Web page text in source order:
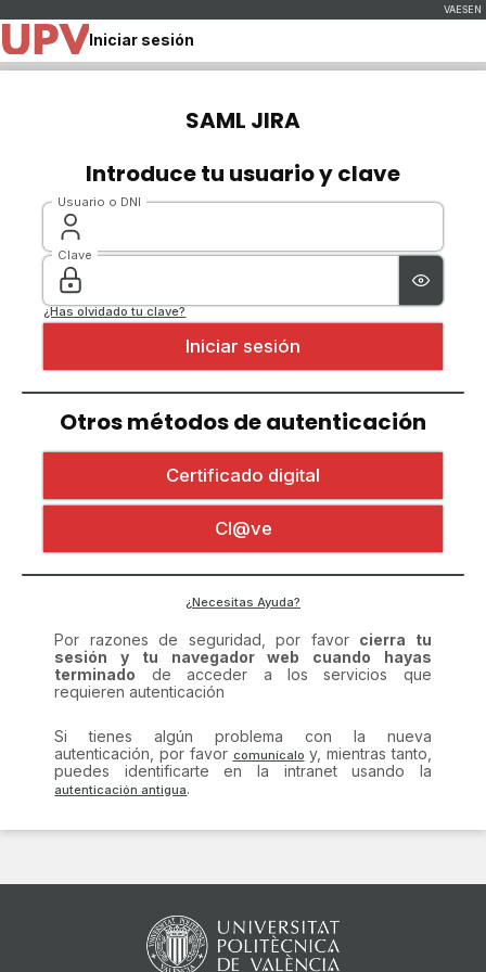
Iniciar sesión
SAML JIRA
Introduce tu usuario y clave
Usuario o DNI
Clave
¿Has olvidado tu clave?
Iniciar sesión
Otros métodos de autenticación
Certificado digital
Cl@ve
¿Necesitas Ayuda?
Por razones de seguridad, por favor cierra tu
sesión y tu navegador web cuando hayas
terminado de acceder a los servicios que
requieren autenticación
Si tienes algún problema con la nueva
autenticación, por favor
comunícalo
y, mientras tanto,
puedes identificarte en la intranet usando la
.